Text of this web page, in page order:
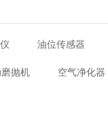
油位传感器
抛机 空气净化器